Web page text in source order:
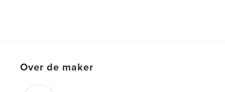
Over de maker